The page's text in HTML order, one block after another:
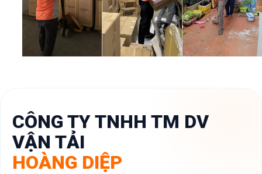
CÔNG TY TNHH TM DV
VẬN TẢI
HOÀNG DIỆP